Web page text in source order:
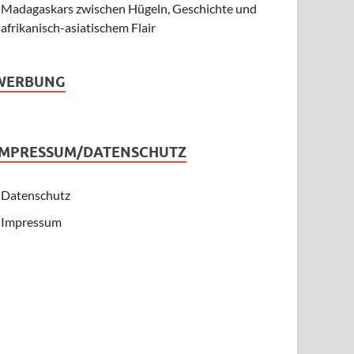
Madagaskars zwischen Hügeln, Geschichte und
afrikanisch-asiatischem Flair
DATENSCHUTZ
Datenschutz
Impressum